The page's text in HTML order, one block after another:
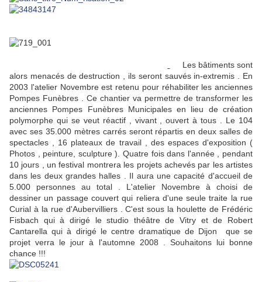
Les bâtiments sont
alors menacés de destruction , ils seront sauvés in-extremis . En
2003 l'atelier Novembre est retenu pour réhabiliter les anciennes
Pompes Funèbres . Ce chantier va permettre de transformer les
anciennes Pompes Funèbres Municipales en lieu de création
polymorphe qui se veut réactif , vivant , ouvert à tous . Le 104
avec ses 35.000 mètres carrés seront répartis en deux salles de
spectacles , 16 plateaux de travail , des espaces d'exposition (
Photos , peinture, sculpture ). Quatre fois dans l'année , pendant
10 jours , un festival montrera les projets achevés par les artistes
dans les deux grandes halles . Il aura une capacité d'accueil de
5.000 personnes au total . L'atelier Novembre à choisi de
dessiner un passage couvert qui reliera d'une seule traite la rue
Curial à la rue d'Aubervilliers . C'est sous la houlette de Frédéric
Fisbach qui à dirigé le studio théâtre de Vitry et de Robert
Cantarella qui à dirigé le centre dramatique de Dijon que se
projet verra le jour à l'automne 2008 . Souhaitons lui bonne
chance !!!